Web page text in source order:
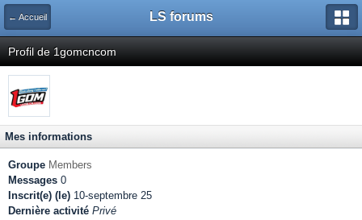
← Accueil LS forums
Profil de 1gomcncom
Mes informations
Groupe Members
Messages 0
Inscrit(e) (le) 10-septembre 25
Dernière activité Privé